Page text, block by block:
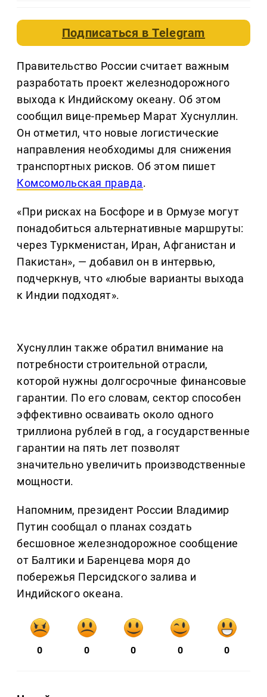
Подписаться вTelegram
Правительство России считает важным
разработать проект железнодорожного
выхода к Индийскому океану. Об этом
сообщил вице-премьер Марат Хуснуллин.
Он отметил, что новые логистические
направления необходимы для снижения
транспортных рисков. Об этом пишет
Комсомольская правда.
«При рисках на Босфоре и в Ормузе могут
понадобиться альтернативные маршруты:
через Туркменистан, Иран, Афганистан и
Пакистан», — добавил он в интервью,
подчеркнув, что «любые варианты выхода
к Индии подходят».
Хуснуллин также обратил внимание на
потребности строительной отрасли,
которой нужны долгосрочные финансовые
гарантии. По его словам, сектор способен
эффективно осваивать около одного
триллиона рублей в год, а государственные
гарантии на пять лет позволят
значительно увеличить производственные
мощности.
Напомним, президент России Владимир
Путин сообщал о планах создать
бесшовное железнодорожное сообщение
от Балтики и Баренцева моря до
побережья Персидского залива и
Индийского океана.
0 0 0 0 0